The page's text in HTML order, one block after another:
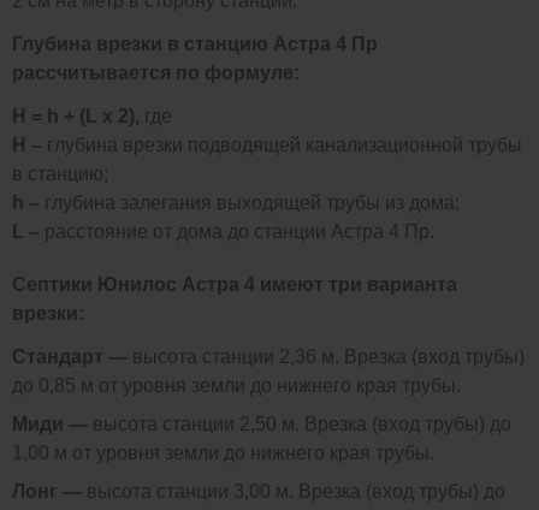
Глубина врезки в станцию Астра 4 Пр
рассчитывается по формуле:
H = h + (L x 2), где
H – глубина врезки подводящей канализационной трубы
в станцию;
h – глубина залегания выходящей трубы из дома;
L – расстояние от дома до станции Астра 4 Пр.
Септики Юнилос Астра 4 имеют три варианта
врезки:
Стандарт — высота станции 2,36 м. Врезка (вход трубы)
до 0,85 м от уровня земли до нижнего края трубы.
Миди — высота станции 2,50 м. Врезка (вход трубы) до
1,00 м от уровня земли до нижнего края трубы.
Лонг — высота станции 3,00 м. Врезка (вход трубы) до